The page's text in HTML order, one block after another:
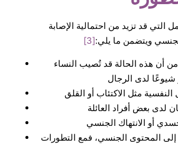
التي قد تزيد من احتمالية الإصابة
ويتضمن ما يلي:[3]
أن هذه الحالة قد تُصيب النساء
المحتوى الجنسي، فمع التطورات